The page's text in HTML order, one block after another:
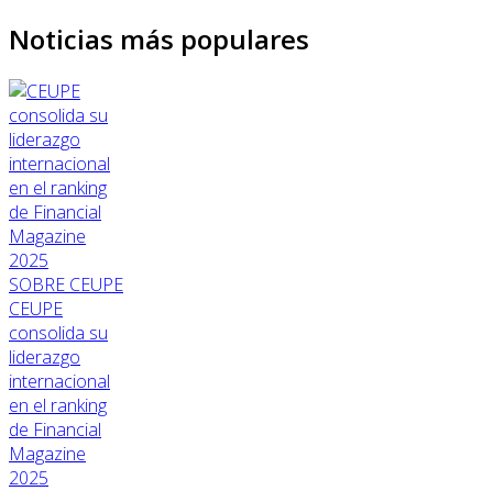
Noticias más populares
SOBRE CEUPE
CEUPE
consolida su
liderazgo
internacional
en el ranking
de Financial
Magazine
2025